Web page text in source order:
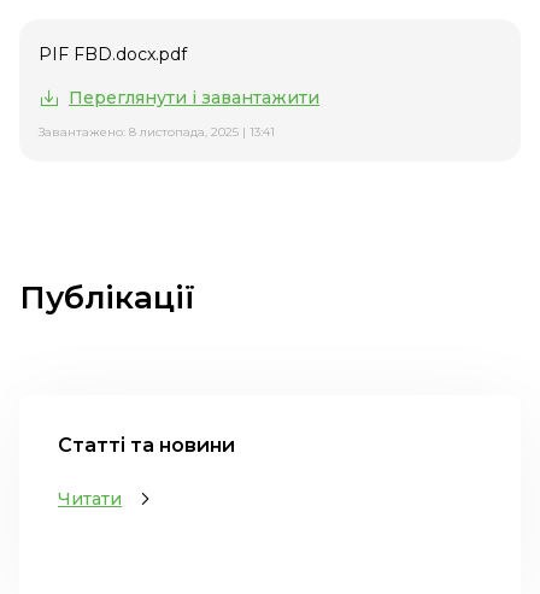
PIF FBD.docx.pdf
Переглянути і завантажити
Завантажено: 8 листопада, 2025 | 13:41
Публікації
Статті та новини
Читати